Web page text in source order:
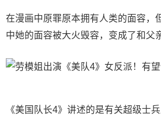
在漫画中原罪原本拥有人类的面容，
中她的面容被大火毁容，变成了和父
《美国队长4》讲述的是有关超级士